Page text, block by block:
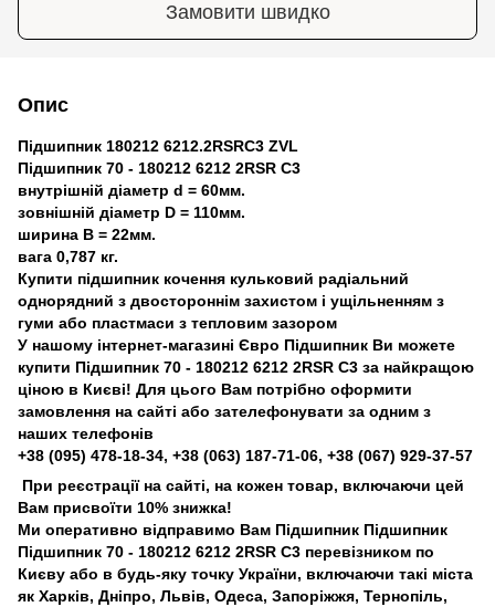
Замовити швидко
Опис
Підшипник 180212 6212.2RSRC3 ZVL
Підшипник 70 - 180212 6212 2RSR C3
внутрішній діаметр d = 60мм.
зовнішній діаметр D = 110мм.
ширина B = 22мм.
вага 0,787 кг.
Купити підшипник кочення кульковий радіальний
однорядний з двостороннім захистом і ущільненням з
гуми або пластмаси з тепловим зазором
У нашому інтернет-магазині Євро Підшипник Ви можете
купити Підшипник 70 - 180212 6212 2RSR C3 за найкращою
ціною в Києві! Для цього Вам потрібно оформити
замовлення на сайті або зателефонувати за одним з
наших телефонів
+38 (095) 478-18-34, +38 (063) 187-71-06, +38 (067) 929-37-57
При реєстрації на сайті, на кожен товар, включаючи цей
Вам присвоїти 10% знижка!
Ми оперативно відправимо Вам Підшипник Підшипник
Підшипник 70 - 180212 6212 2RSR C3 перевізником по
Києву або в будь-яку точку України, включаючи такі міста
як Харків, Дніпро, Львів, Одеса, Запоріжжя, Тернопіль,